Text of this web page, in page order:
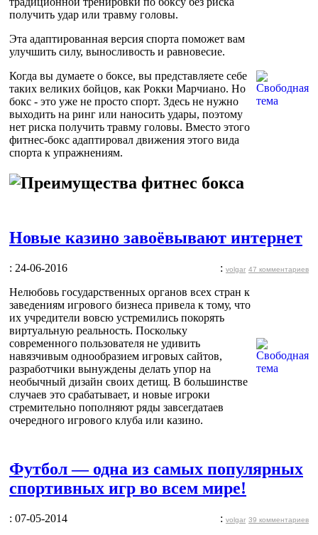
получить удар или травму головы.
Эта адаптированная версия спорта поможет вам
улучшить силу, выносливость и равновесие.
Когда вы думаете о боксе, вы представляете себе
таких великих бойцов, как Рокки Марчиано. Но
бокс - это уже не просто спорт. Здесь не нужно
выходить на ринг или наносить удары, поэтому
нет риска получить травму головы. Вместо этого
фитнес-бокс адаптировал движения этого вида
спорта к упражнениям.
Новые казино завоёвывают интернет
: 24-06-2016 : volgar 47 комментариев
Нелюбовь государственных органов всех стран к
заведениям игрового бизнеса привела к тому, что
их учредители вовсю устремились покорять
виртуальную реальность. Поскольку
современного пользователя не удивить
навязчивым однообразием игровых сайтов,
разработчики вынуждены делать упор на
необычный дизайн своих детищ. В большинстве
случаев это срабатывает, и новые игроки
стремительно пополняют ряды завсегдатаев
очередного игрового клуба или казино.
Футбол — одна из самых популярных
спортивных игр во всем мире!
: 07-05-2014 : volgar 39 комментариев